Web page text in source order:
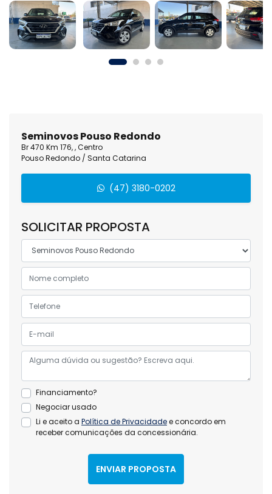
Seminovos Pouso Redondo
Br 470 Km 176, , Centro
Pouso Redondo / Santa Catarina
(47) 3180-0202
SOLICITAR PROPOSTA
Financiamento?
Negociar usado
Li e aceito a Política de Privacidadee concordo em
receber comunicações da concessionária.
ENVIAR PROPOSTA